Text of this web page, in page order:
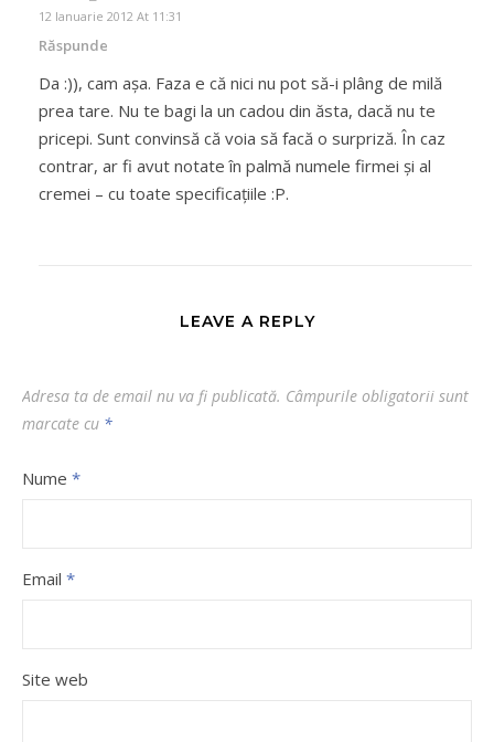
12 Ianuarie 2012 At 11:31
Răspunde
Da :)), cam aşa. Faza e că nici nu pot să-i plâng de milă
prea tare. Nu te bagi la un cadou din ăsta, dacă nu te
pricepi. Sunt convinsă că voia să facă o surpriză. În caz
contrar, ar fi avut notate în palmă numele firmei şi al
cremei – cu toate specificaţiile :P.
LEAVE A REPLY
Adresa ta de email nu va fi publicată. Câmpurile obligatorii sunt
marcate cu *
Nume *
Email *
Site web